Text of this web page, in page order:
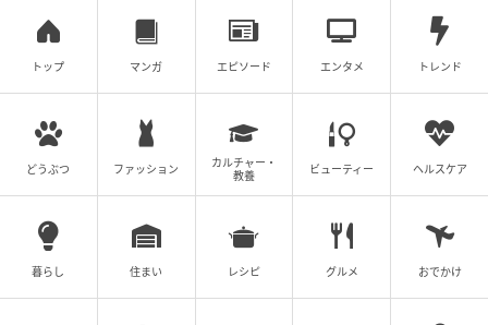
トップ マンガ エピソード エンタメ トレンド
どうぶつ ファッション
カルチャー・
教養
ビューティー ヘルスケア
暮らし 住まい レシピ グルメ おでかけ